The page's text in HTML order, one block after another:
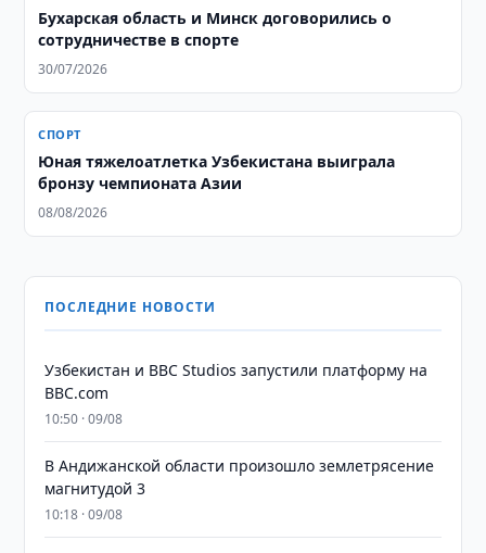
Бухарская область и Минск договорились о
сотрудничестве в спорте
30/07/2026
СПОРТ
Юная тяжелоатлетка Узбекистана выиграла
бронзу чемпионата Азии
08/08/2026
ПОСЛЕДНИЕ НОВОСТИ
Узбекистан и BBC Studios запустили платформу на
BBC.com
10:50 · 09/08
В Андижанской области произошло землетрясение
магнитудой 3
10:18 · 09/08